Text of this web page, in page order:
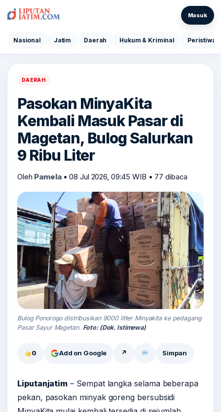
Nasional Jatim Daerah Hukum & Kriminal Peristiwa
Masuk
DAERAH
Pasokan MinyaKita
Kembali Masuk Pasar di
Magetan, Bulog Salurkan
9 Ribu Liter
Oleh Pamela • 08 Jul 2026, 09:45 WIB • 77 dibaca
Bulog Ponorogo distribusikan 9000 litter Minyakita ke pedagang
Pasar Sayur Magetan. Foto: (Dok. Istimewa)
0 Add on Google ↗ Simpan
Liputanjatim – Sempat langka selama beberapa
pekan, pasokan minyak goreng bersubsidi